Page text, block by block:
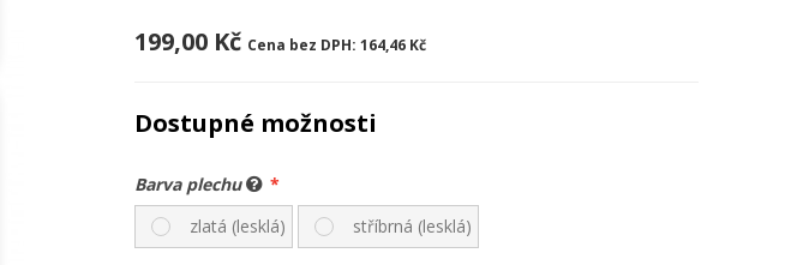
199,00 Kč Cena bez DPH: 164,46 Kč
Dostupné možnosti
Barva plechu
zlatá (lesklá)
stříbrná (lesklá)